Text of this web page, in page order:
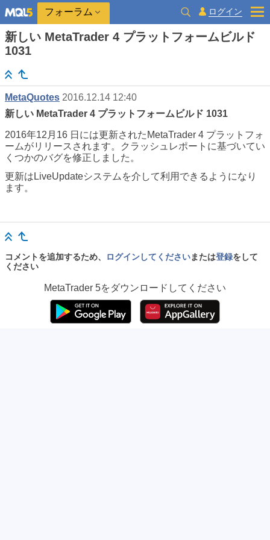
フォーラム ログイン
新しい MetaTrader 4 プラットフォームビルド
1031
MetaQuotes 2016.12.14 12:40
新しい MetaTrader 4 プラットフォームビルド 1031
2016年12月16 日には更新されたMetaTrader 4 プラットフォ
ームがリリースされます。クラッシュレポートに基づいてい
くつかのバグを修正しました。
更新はLiveUpdateシステムを介して利用できるようになり
ます。
コメントを追加するため、 ログインしてくださいまたは登録をして
ください
MetaTrader 5をダウンロードしてください